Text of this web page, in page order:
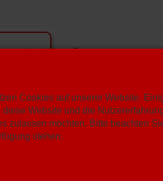
uns bei
auf
Sponsoren
Cookies auf unserer Website.
diese Website und die
zulassen möchten. Bitte beachten
stehen.